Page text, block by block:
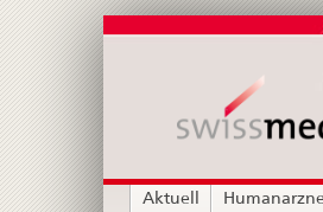
Hauptnavigation
Aktuell